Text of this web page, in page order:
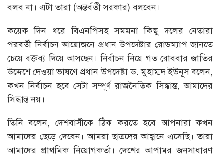
বলব না। এটা তারা (অন্তর্বর্তী সরকার) বলবেন।
কয়েক দিন ধরে বিএনপিসহ সমমনা কিছু দলের নেতারা
পরবর্তী নির্বাচন আয়োজনে প্রধান উপদেষ্টার রোডম্যাপ জানতে
চেয়ে বক্তব্য দিয়ে আসছেন। নির্বাচন নিয়ে গত রোববার জাতির
উদ্দেশে দেওয়া ভাষণে প্রধান উপদেষ্টা ড. মুহাম্মদ ইউনূস বলেন,
কখন নির্বাচন হবে সেটা সম্পূর্ণ রাজনৈতিক সিদ্ধান্ত, আমাদের
সিদ্ধান্ত নয়।
তিনি বলেন, দেশবাসীকে ঠিক করতে হবে আপনারা কখন
আমাদের ছেড়ে দেবেন। আমরা ছাত্রদের আহ্বানে এসেছি। তারা
আমাদের প্রাথমিক নিয়োগকর্তা। দেশের আপামর জনসাধারণ